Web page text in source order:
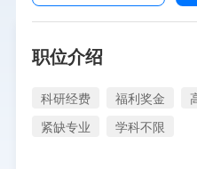
职位介绍
科研经费 福利奖金
紧缺专业
学科不限